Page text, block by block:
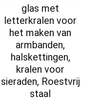
glas met
letterkralen voor
het maken van
armbanden,
halskettingen,
kralen voor
sieraden, Roestvrij
staal